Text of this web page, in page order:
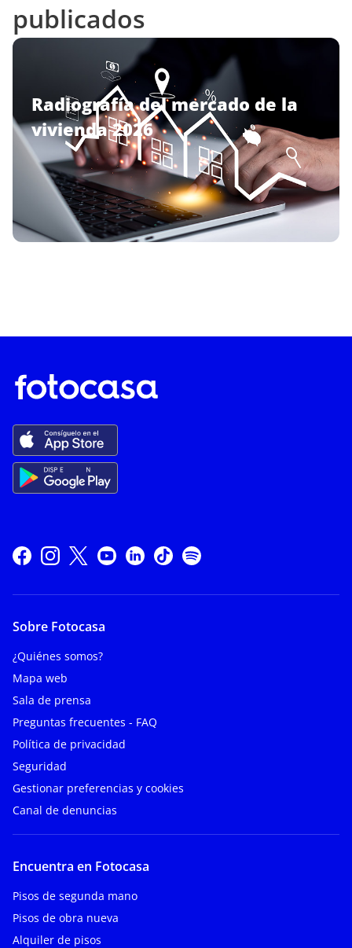
publicados
Radiografía del mercado de la
vivienda 2026
Sobre Fotocasa
¿Quiénes somos?
Mapa web
Sala de prensa
Preguntas frecuentes - FAQ
Política de privacidad
Seguridad
Gestionar preferencias y cookies
Canal de denuncias
Encuentra en Fotocasa
Pisos de segunda mano
Pisos de obra nueva
Alquiler de pisos